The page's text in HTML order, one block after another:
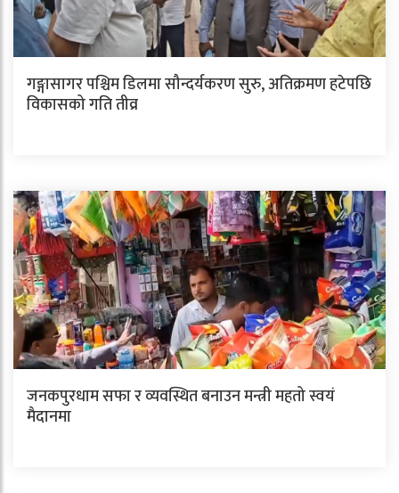
गङ्गासागर पश्चिम डिलमा सौन्दर्यकरण सुरु, अतिक्रमण हटेपछि
विकासको गति तीव्र
जनकपुरधाम सफा र व्यवस्थित बनाउन मन्त्री महतो स्वयं
मैदानमा